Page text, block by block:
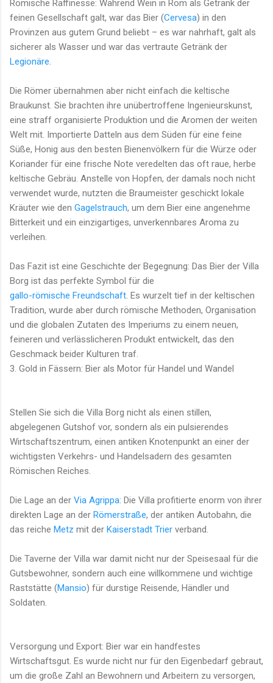
Römische Raffinesse: Während Wein in Rom als Getränk der
feinen Gesellschaft galt, war das Bier (Cervesa) in den
Provinzen aus gutem Grund beliebt – es war nahrhaft, galt als
sicherer als Wasser und war das vertraute Getränk der
Legionäre
Die Römer übernahmen aber nicht einfach die keltische
Braukunst. Sie brachten ihre unübertroffene Ingenieurskunst,
eine straff organisierte Produktion und die Aromen der weiten
Welt mit. Importierte Datteln aus dem Süden für eine feine
Süße, Honig aus den besten Bienenvölkern für die Würze oder
Koriander für eine frische Note veredelten das oft raue, herbe
keltische Gebräu. Anstelle von Hopfen, der damals noch nicht
verwendet wurde, nutzten die Braumeister geschickt lokale
Kräuter wie den Gagelstrauch, um dem Bier eine angenehme
Bitterkeit und ein einzigartiges, unverkennbares Aroma zu
verleihen.
Das Fazit ist eine Geschichte der Begegnung: Das Bier der Villa
Borg ist das perfekte Symbol für die
gallo-römische Freundschaft . Es wurzelt tief in der keltischen
Tradition, wurde aber durch römische Methoden, Organisation
und die globalen Zutaten des Imperiums zu einem neuen,
feineren und verlässlicheren Produkt entwickelt, das den
Geschmack beider Kulturen traf.
3. Gold in Fässern: Bier als Motor für Handel und Wandel
Stellen Sie sich die Villa Borg nicht als einen stillen,
abgelegenen Gutshof vor, sondern als ein pulsierendes
Wirtschaftszentrum, einen antiken Knotenpunkt an einer der
wichtigsten Verkehrs- und Handelsadern des gesamten
Römischen Reiches.
Die Lage an der Via Agrippa: Die Villa profitierte enorm von ihrer
direkten Lage an der Römerstraße, der antiken Autobahn, die
das reiche Metz mit der Kaiserstadt Trier verband.
Die Taverne der Villa war damit nicht nur der Speisesaal für die
Gutsbewohner, sondern auch eine willkommene und wichtige
Raststätte (Mansio) für durstige Reisende, Händler und
Soldaten.
Versorgung und Export: Bier war ein handfestes
Wirtschaftsgut. Es wurde nicht nur für den Eigenbedarf gebraut,
um die große Zahl an Bewohnern und Arbeitern zu versorgen,